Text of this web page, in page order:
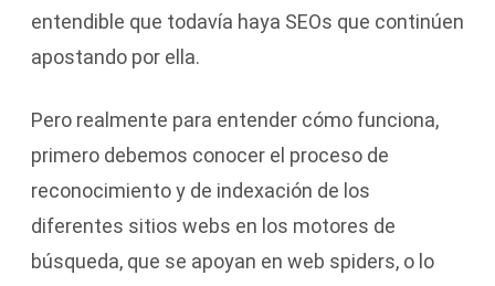
entendible que todavía haya SEOs que continúen
apostando por ella.
Pero realmente para entender cómo funciona,
primero debemos conocer el proceso de
reconocimiento y de indexación de los
diferentes sitios webs en los motores de
búsqueda, que se apoyan en web spiders, o lo